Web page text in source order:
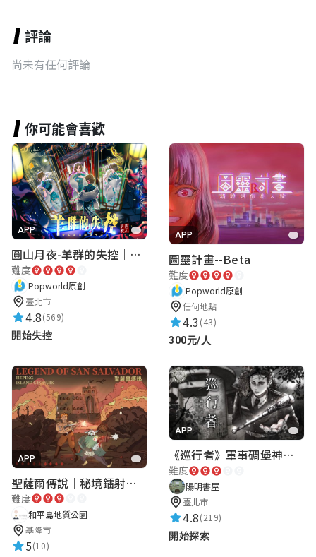
評論
尚未有任何評論
你可能會喜歡
APP
圓山月夜-羊群的失控｜圓山飯店 ARG實境解謎遊戲
難度
Popworld原創
臺北市
4.8(569)
開始失控
APP
圖靈計畫--Beta
難度
Popworld原創
任何地點
4.3(43)
300元/人
APP
聖薩爾傳說｜秘境鐳射激戰
難度
和平島地質公園
基隆市
5(10)
APP
《巡行者》軍事碉堡神秘探索｜陽明書屋實境遊戲
難度
陽明書屋
臺北市
4.8(219)
開始探索